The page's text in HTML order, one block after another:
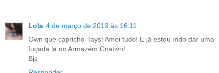
Lola 4 de março de 2013 às 16:11
Own que capricho Tays! Amei tudo! E já estou indo dar uma
fuçada lá no Armazém Criativo!
Bjs